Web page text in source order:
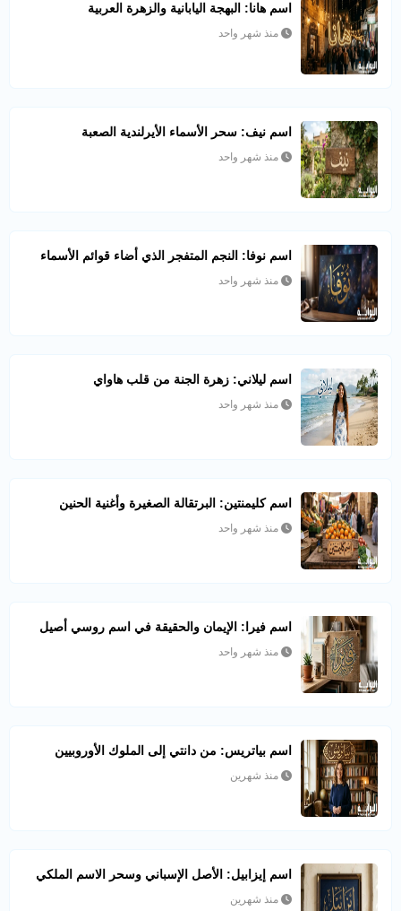
اسم هانا: البهجة اليابانية والزهرة العربية
منذ شهر واحد
اسم نيف: سحر الأسماء الأيرلندية الصعبة
منذ شهر واحد
اسم نوفا: النجم المتفجر الذي أضاء قوائم الأسماء
منذ شهر واحد
اسم ليلاني: زهرة الجنة من قلب هاواي
منذ شهر واحد
اسم كليمنتين: البرتقالة الصغيرة وأغنية الحنين
منذ شهر واحد
اسم فيرا: الإيمان والحقيقة في اسم روسي أصيل
منذ شهر واحد
اسم بياتريس: من دانتي إلى الملوك الأوروبيين
منذ شهرين
اسم إيزابيل: الأصل الإسباني وسحر الاسم الملكي
منذ شهرين